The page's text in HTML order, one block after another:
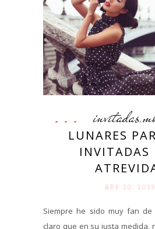
invitadas,
LUNARES
INVITADAS
ABR 10. 2018
Siempre he sido muy fan de
claro que en su justa medida,